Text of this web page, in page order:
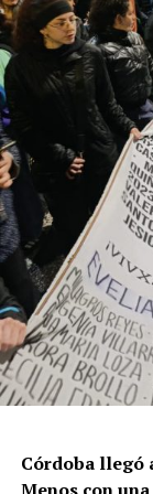
los años
La violencia
intensificó en
políticas
protección,
materia de
fascistas que
Para María
Discriminación
integrante de la
(FALGBT), el
Argentina no
que provienen
de manera
LGBT en
Córdoba llegó